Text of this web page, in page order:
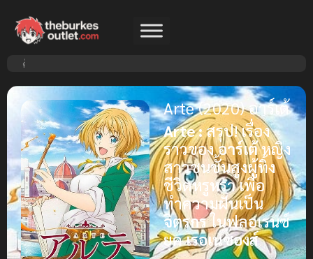
Arte (2020) อาร์เต้
Arte :สรุป! เรื่อง
ราวของอาร์เต้หญิง
สาวชนชั้นสูงผู้ทิ้ง
ชีวิตหรูหรา เพื่อ
ทำความฝันเป็น
จิตรกรในฟลอเรนซ์
ยุคเรอเนซองส์